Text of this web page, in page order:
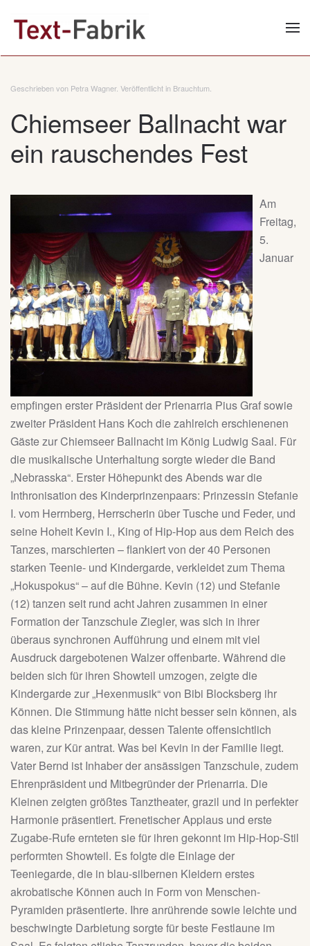
Zum Hauptinhalt springen
Geschrieben von Petra Wagner. Veröffentlicht in Brauchtum
Chiemseer Ballnacht war
ein rauschendes Fest
Am
Freitag,
5.
Januar
empfingen erster Präsident der Prienarria Pius Graf sowie
zweiter Präsident Hans Koch die zahlreich erschienenen
Gäste zur Chiemseer Ballnacht im König Ludwig Saal. Für
die musikalische Unterhaltung sorgte wieder die Band
„Nebrasska“. Erster Höhepunkt des Abends war die
Inthronisation des Kinderprinzenpaars: Prinzessin Stefanie
I. vom Herrnberg, Herrscherin über Tusche und Feder, und
seine Hoheit Kevin I., King of Hip-Hop aus dem Reich des
Tanzes, marschierten – flankiert von der 40 Personen
starken Teenie- und Kindergarde, verkleidet zum Thema
„Hokuspokus“ – auf die Bühne. Kevin (12) und Stefanie
(12) tanzen seit rund acht Jahren zusammen in einer
Formation der Tanzschule Ziegler, was sich in ihrer
überaus synchronen Aufführung und einem mit viel
Ausdruck dargebotenen Walzer offenbarte. Während die
beiden sich für ihren Showteil umzogen, zeigte die
Kindergarde zur „Hexenmusik“ von Bibi Blocksberg ihr
Können. Die Stimmung hätte nicht besser sein können, als
das kleine Prinzenpaar, dessen Talente offensichtlich
waren, zur Kür antrat. Was bei Kevin in der Familie liegt.
Vater Bernd ist Inhaber der ansässigen Tanzschule, zudem
Ehrenpräsident und Mitbegründer der Prienarria. Die
Kleinen zeigten größtes Tanztheater, grazil und in perfekter
Harmonie präsentiert. Frenetischer Applaus und erste
Zugabe-Rufe ernteten sie für ihren gekonnt im Hip-Hop-Stil
performten Showteil. Es folgte die Einlage der
Teeniegarde, die in blau-silbernen Kleidern erstes
akrobatische Können auch in Form von Menschen-
Pyramiden präsentierte. Ihre anrührende sowie leichte und
beschwingte Darbietung sorgte für beste Festlaune im